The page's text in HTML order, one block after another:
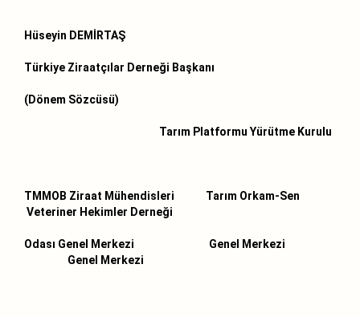
Hüseyin DEMİRTAŞ
Türkiye Ziraatçılar Derneği Başkanı
(Dönem Sözcüsü)
Tarım Platformu Yürütme Kurulu
TMMOB Ziraat Mühendisleri Tarım Orkam-Sen
Veteriner Hekimler Derneği
Odası Genel Merkezi Genel Merkezi
Genel Merkezi